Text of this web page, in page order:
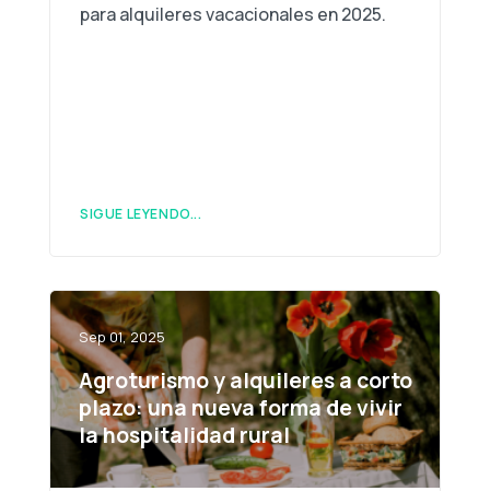
para alquileres vacacionales en 2025.
SIGUE LEYENDO...
Sep 01, 2025
Agroturismo y alquileres a corto
plazo: una nueva forma de vivir
la hospitalidad rural